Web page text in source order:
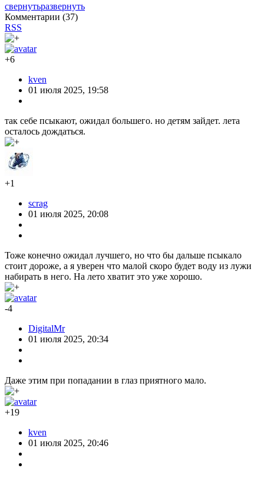
свернутьразвернуть
Комментарии (37)
RSS
+6
kven
01 июля 2025, 19:58
так себе псыкают, ожидал большего. но детям зайдет. лета
осталось дождаться.
+1
scrag
01 июля 2025, 20:08
Тоже конечно ожидал лучшего, но что бы дальше псыкало
стоит дороже, а я уверен что малой скоро будет воду из лужи
набирать в него. На лето хватит это уже хорошо.
-4
DigitalMr
01 июля 2025, 20:34
Даже этим при попадании в глаз приятного мало.
+19
kven
01 июля 2025, 20:46